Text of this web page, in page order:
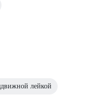
лейкой